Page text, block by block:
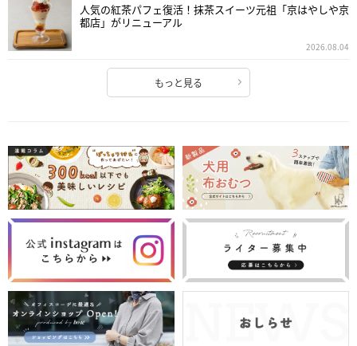
人気の紅茶パフェ復活！抹茶スイーツ元祖「京はやしや京
都店」がリニューアル
2026.08.04
もっと見る